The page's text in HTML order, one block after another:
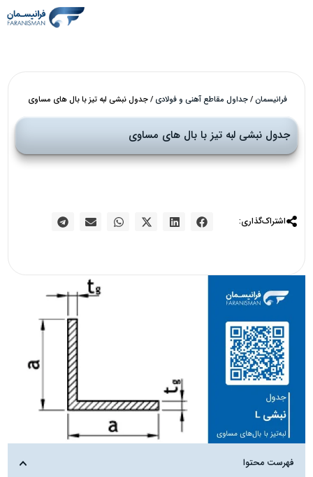
فرانیسمان/جداول مقاطع آهنی و فولادی /جدول نبشی لبه تیز با بال های مساوی
جدول نبشی لبه تیز با بال های مساوی
اشتراک‌گذاری:
فهرست محتوا